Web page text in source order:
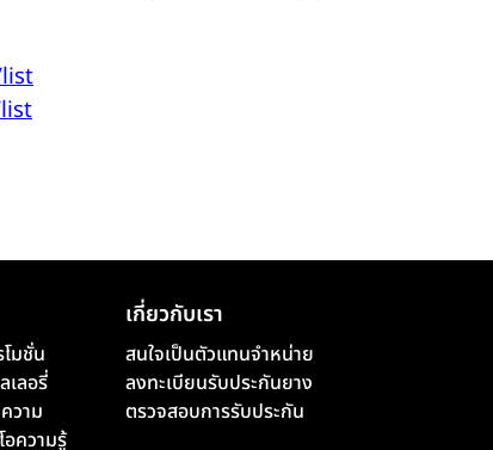
โมชั่น
เลอรี่
วาม
อความรู้
เกี่ยวกับเรา
สนใจเป็นตัวแทนจำหน่าย
ลงทะเบียนรับประกันยาง
ตรวจสอบการรับประกัน